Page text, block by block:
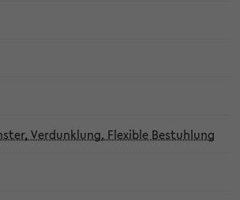
Verdunklung, Flexible Bestuhlung